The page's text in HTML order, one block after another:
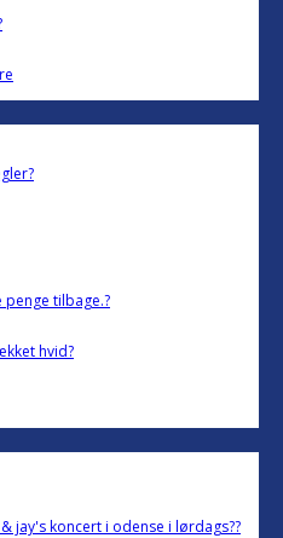
tilbage.?
hvid?
jay's koncert i odense i lørdags??